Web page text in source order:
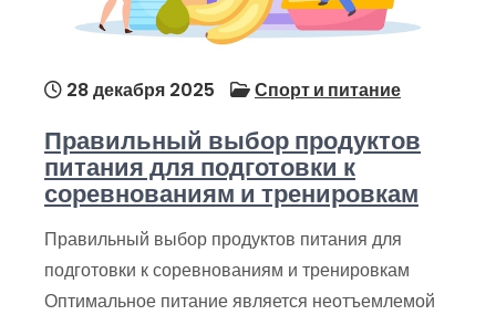
28 декабря 2025 Спорт и питание
Правильный выбор продуктов
питания для подготовки к
соревнованиям и тренировкам
Правильный выбор продуктов питания для
подготовки к соревнованиям и тренировкам
Оптимальное питание является неотъемлемой